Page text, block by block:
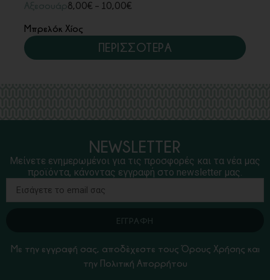
8,00€ – 10,00€
Μπρελόκ Χίος
ΠΕΡΙΣΣΟΤΕΡΑ
NEWSLETTER
Μείνετε ενημερωμένοι για τις προσφορές και τα νέα μας
προϊόντα, κάνοντας εγγραφή στο newsletter μας.
ΕΓΓΡΑΦΗ
Με την εγγραφή σας, αποδέχεστε τους Όρους Χρήσης και
την Πολιτική Απορρήτου